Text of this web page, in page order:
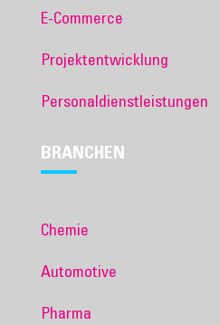
E-Commerce
Projektentwicklung
Personaldienstleistungen
BRANCHEN
Chemie
Automotive
Pharma